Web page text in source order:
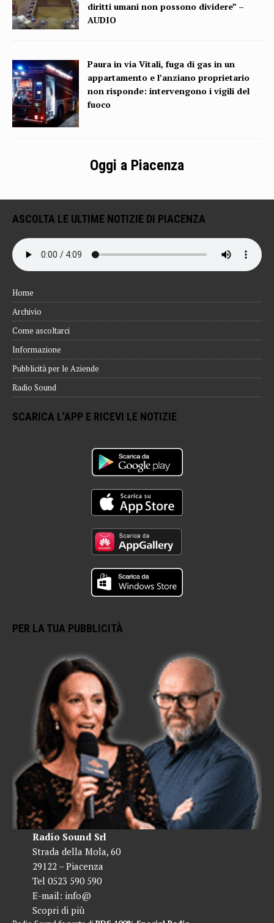
diritti umani non possono dividere” –
AUDIO
Paura in via Vitali, fuga di gas in un
appartamento e l’anziano proprietario
non risponde: intervengono i vigili del
fuoco
Oggi a Piacenza
ASCOLTA LE ULTIME NOTIZIE DI PIACENZA
Home
Archivio
Come ascoltarci
Informazione
Pubblicità per le Aziende
Radio Sound
SCARICA L’APP E RICEVI LE NOTIZIE
PER LA TUA PUBBLICITÀ
Radio Sound Srl
Strada della Mola, 60
29122 – Piacenza
Tel 0523 590 590
E-mail: info@
Scopri di più